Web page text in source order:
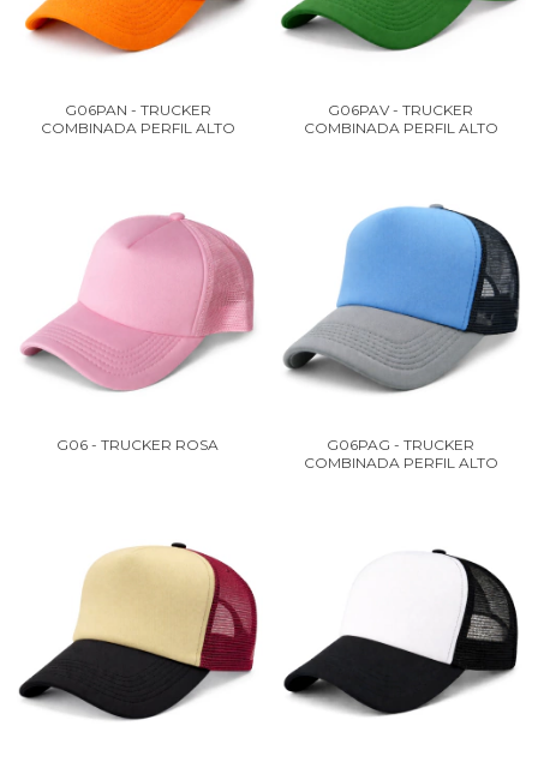
G06PAN - TRUCKER
COMBINADA PERFIL ALTO
G06PAV - TRUCKER
COMBINADA PERFIL ALTO
G06 - TRUCKER ROSA
G06PAG - TRUCKER
COMBINADA PERFIL ALTO